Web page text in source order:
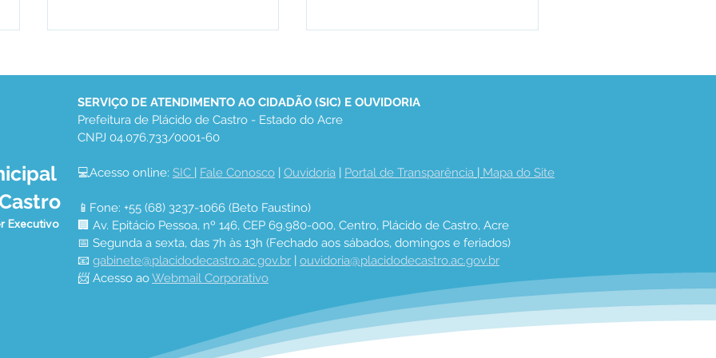
Saúde divulga boletim
atualizado do COVID-19
Executivo
SERVIÇO DE ATENDIMENTO AO CIDADÃO (SIC) E OUVIDORIA
Prefeitura de Plácido de Castro - Estado do Acre
CNPJ 04.076.733/0001-60
💻Acesso online: SIC Fale Conosco Ouvidoria Portal de Transparência Mapa do Site
📱Fone: +55 (68) 3237-1066 (Beto Faustino)
🏢 Av. Epitácio Pessoa, nº 146, CEP 69.980-000, Centro, Plácido de Castro, Acre
📅 Segunda a sexta, das 7h às 13h (Fechado aos sábados, domingos e feriados)
📧 gabinete@placidodecastro.ac.gov.br
ouvidoria@placidodecastro.ac.gov.br
📨 Acesso ao Webmail Corporativo